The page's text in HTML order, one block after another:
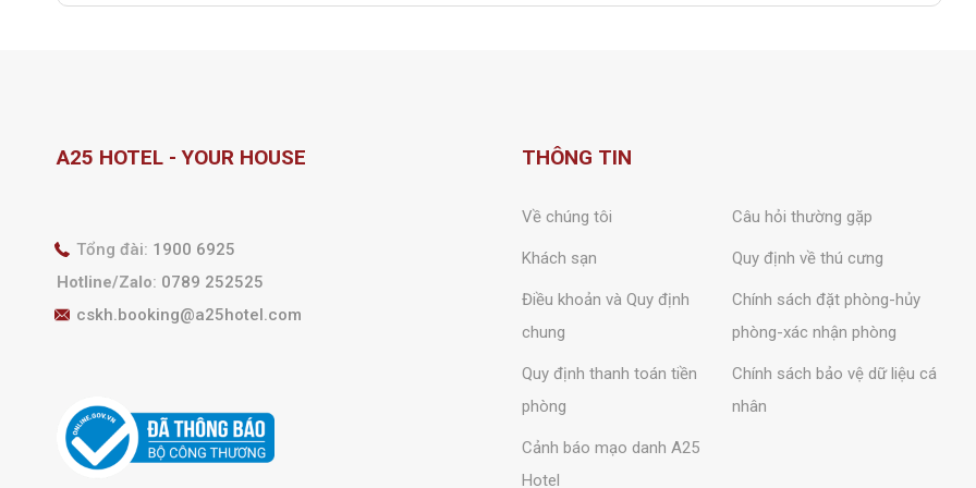
A25 HOTEL - YOUR HOUSE
Tổng đài: 1900 6925
Hotline/Zalo: 0789 252525
cskh.booking@a25hotel.com
THÔNG TIN
Về chúng tôi Câu hỏi thường gặp
Khách sạn Quy định về thú cưng
Điều khoản và Quy định
chung
Chính sách đặt phòng-hủy
phòng-xác nhận phòng
Quy định thanh toán tiền
phòng
Chính sách bảo vệ dữ liệu cá
nhân
Cảnh báo mạo danh A25
Hotel